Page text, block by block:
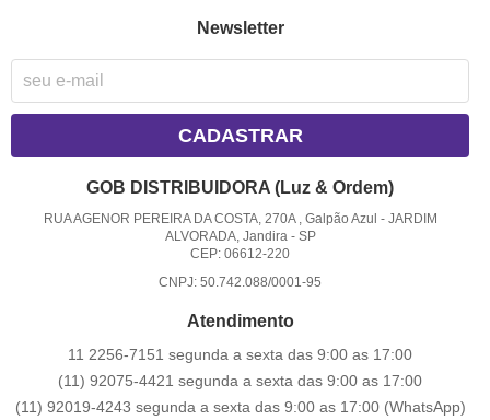
Newsletter
CADASTRAR
GOB DISTRIBUIDORA (Luz & Ordem)
RUA AGENOR PEREIRA DA COSTA, 270A , Galpão Azul - JARDIM
ALVORADA, Jandira- SP
CEP: 06612-220
CNPJ: 50.742.088/0001-95
Atendimento
11 2256-7151 segunda a sexta das 9:00 as 17:00
(11) 92075-4421 segunda a sexta das 9:00 as 17:00
(11) 92019-4243 segunda a sexta das 9:00 as 17:00 (WhatsApp)